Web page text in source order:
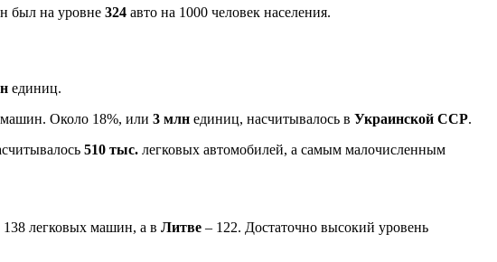
был на уровне 324 авто на 1000 человек населения.
единиц.
Около 18%, или 3 млн единиц, насчитывалось в Украинской ССР.
510 тыс. легковых автомобилей, а самым малочисленным
легковых машин, а в Литве – 122. Достаточно высокий уровень